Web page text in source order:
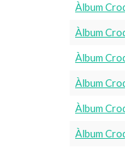
Àlbum
Àlbum
Àlbum
Àlbum
Àlbum
Àlbum